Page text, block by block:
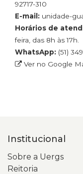
92717-310
E-mail: unidade-
Horários de
feira, das 8h às 17h.
WhatsApp: (51)
Ver no Google
Institucional
Sobre a Uergs
Reitoria